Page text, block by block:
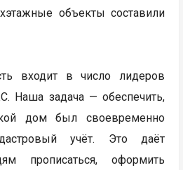
объекты составили
входит в число лидеров
Наша задача — обеспечить,
дом был своевременно
учёт. Это даёт
прописаться, оформить